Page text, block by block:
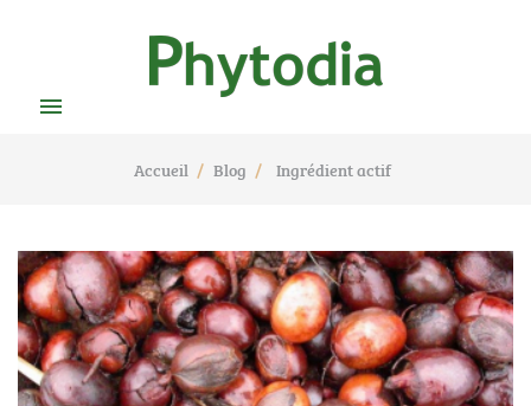

Accueil Blog Ingrédient actif